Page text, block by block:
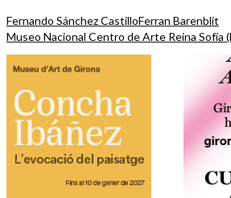
Fernando Sánchez CastilloFerran Barenblit
Museo Nacional Centro de Arte Reina Sofía